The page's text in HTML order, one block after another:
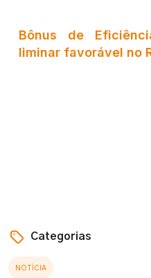
Bônus de
liminar favorável no
Categorias
NOTÍCIA